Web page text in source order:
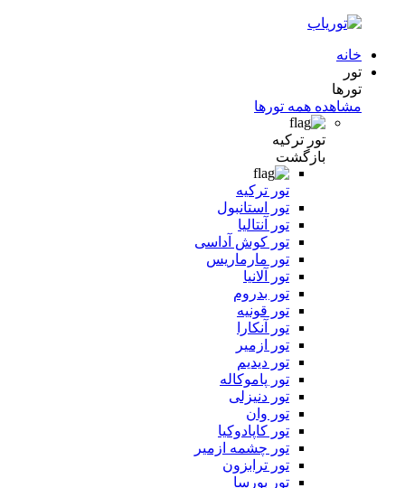
خانه
تور
تورها
مشاهده همه تورها
تور ترکیه
بازگشت
تور ترکیه
تور استانبول
تور آنتالیا
تور کوش آداسی
تور مارماریس
تور آلانیا
تور بدروم
تور قونیه
تور آنکارا
تور ازمیر
تور دیدیم
تور پاموکاله
تور دنیزلی
تور وان
تور کاپادوکیا
تور چشمه ازمیر
تور ترابزون
تور بورسا